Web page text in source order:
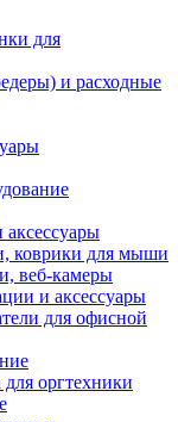
для
и расходные
коврики для мыши
веб-камеры
и аксессуары
для офисной
оргтехники